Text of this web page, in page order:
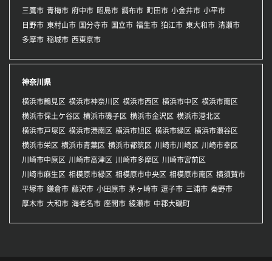
三鷹市 青梅市 府中市 昭島市 調布市 町田市 小金井市 小平市
日野市 東村山市 国分寺市 国立市 福生市 狛江市 東大和市 清瀬市
多摩市 稲城市 西東京市
神奈川県
横浜市鶴見区 横浜市神奈川区 横浜市西区 横浜市中区 横浜市南区
横浜市保土ケ谷区 横浜市磯子区 横浜市金沢区 横浜市港北区
横浜市戸塚区 横浜市港南区 横浜市旭区 横浜市緑区 横浜市瀬谷区
横浜市栄区 横浜市青葉区 横浜市都筑区 川崎市川崎区 川崎市幸区
川崎市中原区 川崎市高津区 川崎市多摩区 川崎市宮前区
川崎市麻生区 相模原市緑区 相模原市中央区 相模原市南区 横須賀市
平塚市 鎌倉市 藤沢市 小田原市 茅ヶ崎市 逗子市 三浦市 秦野市
厚木市 大和市 海老名市 座間市 綾瀬市 中郡大磯町